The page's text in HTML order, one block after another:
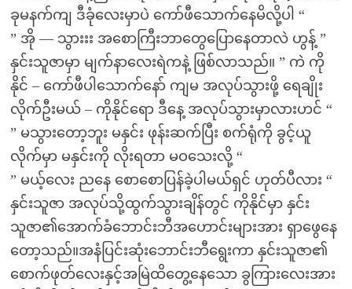
ခုမနက်ကျ ဒီခုံလေးမှာပဲ ကော်ဖီသောက်နေမိလို့ပါ “
” အို — သွားးး အစောကြီးဘာတွေပြောနေတာလဲ ဟွန့် ”
နှင်းသူဇာမှာ မျက်နာလေးရဲကနဲ့ ဖြစ်လာသည်။ ” ကဲ ကို
နိုင် – ကော်ဖီပါသောက်နော် ကျမ အလုပ်သွားဖို့ ရေချိုး
လိုက်ဦးမယ် – ကိုနိုင်ရော ဒီနေ့ အလုပ်သွားမှာလားဟင် “
” မသွားတော့ဘူး မနှင်း ဖုန်းဆက်ပြီး စက်ရုံကို ခွင့်ယူ
လိုက်မှာ မနှင်းကို လိုးရတာ မဝသေးလို့ “
” မယ့်လေး ညနေ စောစောပြန်ခဲ့ပါမယ်ရှင် ဟုတ်ပီလား “
နှင်းသူဇာ အလုပ်သို့ထွက်သွားချိန်တွင် ကိုနိုင်မှာ နှင်း
သူဇာ၏အောက်ခံဘောင်းဘီအဟောင်းများအား ရှာဖွေနေ
တော့သည်။အနံပြင်းဆုံးဘောင်းဘီရွေးကာ နှင်းသူဇာ၏
စောက်ဖုတ်လေးနှင့်အမြဲထိတွေ့နေသော ခွကြားလေးအား